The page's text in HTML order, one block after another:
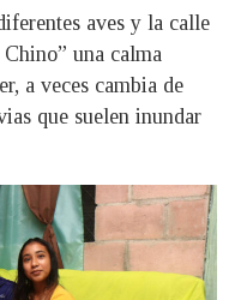
aves y la calle
una calma
a veces cambia de
que suelen inundar